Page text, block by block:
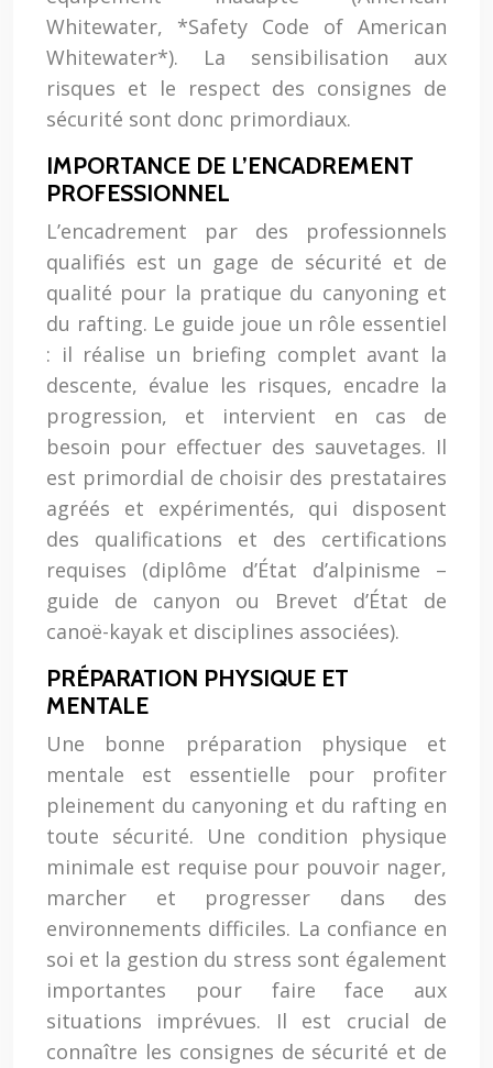
Whitewater, *Safety Code of American
Whitewater*). La sensibilisation aux
risques et le respect des consignes de
sécurité sont donc primordiaux.
IMPORTANCE DE L’ENCADREMENT
PROFESSIONNEL
L’encadrement par des professionnels
qualifiés est un gage de sécurité et de
qualité pour la pratique du canyoning et
du rafting. Le guide joue un rôle essentiel
: il réalise un briefing complet avant la
descente, évalue les risques, encadre la
progression, et intervient en cas de
besoin pour effectuer des sauvetages. Il
est primordial de choisir des prestataires
agréés et expérimentés, qui disposent
des qualifications et des certifications
requises (diplôme d’État d’alpinisme –
guide de canyon ou Brevet d’État de
canoë-kayak et disciplines associées).
PRÉPARATION PHYSIQUE ET
MENTALE
Une bonne préparation physique et
mentale est essentielle pour profiter
pleinement du canyoning et du rafting en
toute sécurité. Une condition physique
minimale est requise pour pouvoir nager,
marcher et progresser dans des
environnements difficiles. La confiance en
soi et la gestion du stress sont également
importantes pour faire face aux
situations imprévues. Il est crucial de
connaître les consignes de sécurité et de